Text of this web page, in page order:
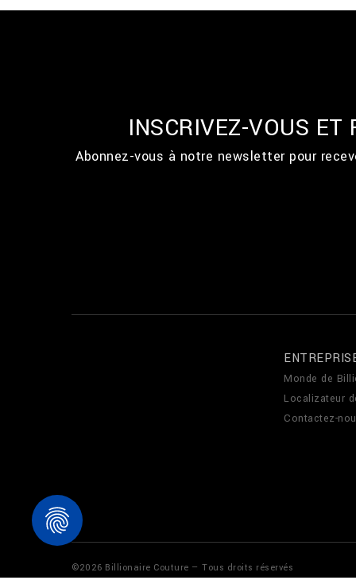
INSCRIVEZ-VOUS ET
Abonnez-vous à notre newsletter pour
Monde de
Localizateur
Contactez-
©2026 Billionaire Couture — Tous droits réservés